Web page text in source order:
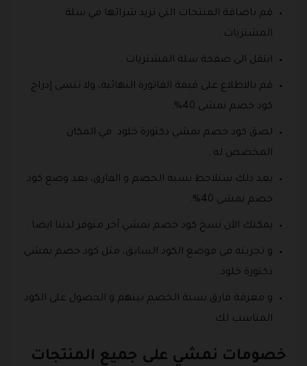
قم باضافة المنتجات التي تريد شرائها في سلة
المشتريات .
انتقل الى صفحة سلة المشتريات .
قم بالاطلاع على قيمة الفاتورة النهائية، ولا تنسى إدراج
كود خصم نمشي 40%.
لصق كود خصم نمشي دكتورة خلود في المكان
المخصص له .
بعد ذلك ستلاحظ نسبة الخصم و الفارق، بعد وضع كود
خصم نمشي 40%.
يمكنك الآن نسخ كود خصم نمشي آخر متوفر لدينا ايضا .
و تجربته في موضع الكود السابق، مثل كود خصم نمشي
دكتورة خلود.
و معرفة فارق نسبة الخصم بينهم و الحصول على الكود
المناسب لك .
خصومات نمشي على جميع المنتجات